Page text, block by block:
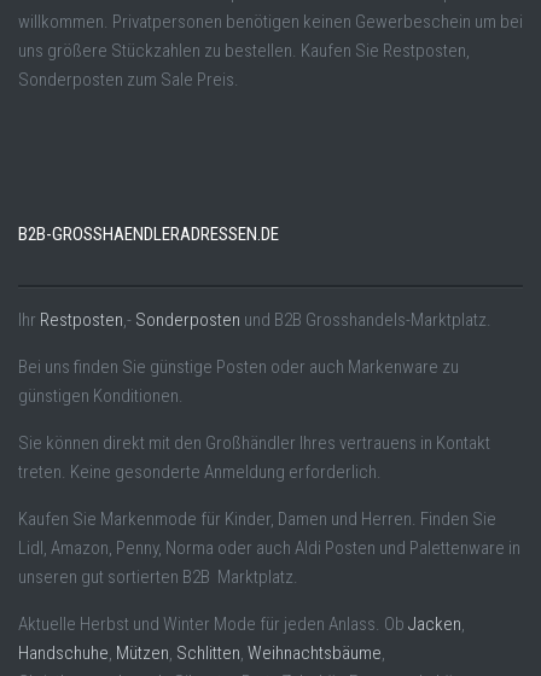
willkommen. Privatpersonen benötigen keinen Gewerbeschein um bei
uns größere Stückzahlen zu bestellen. Kaufen Sie Restposten,
Sonderposten zum Sale Preis.
B2B-GROSSHAENDLERADRESSEN.DE
Ihr Restposten ,- Sonderposten und B2B Grosshandels-Marktplatz.
Bei uns finden Sie günstige Posten oder auch Markenware zu
günstigen Konditionen.
Sie können direkt mit den Großhändler Ihres vertrauens in Kontakt
treten. Keine gesonderte Anmeldung erforderlich.
Kaufen Sie Markenmode für Kinder, Damen und Herren. Finden Sie
Lidl, Amazon, Penny, Norma oder auch Aldi Posten und Palettenware in
unseren gut sortierten B2B Marktplatz.
Aktuelle Herbst und Winter Mode für jeden Anlass. Ob Jacken
Handschuhe Mützen Schlitten Weihnachtsbäume